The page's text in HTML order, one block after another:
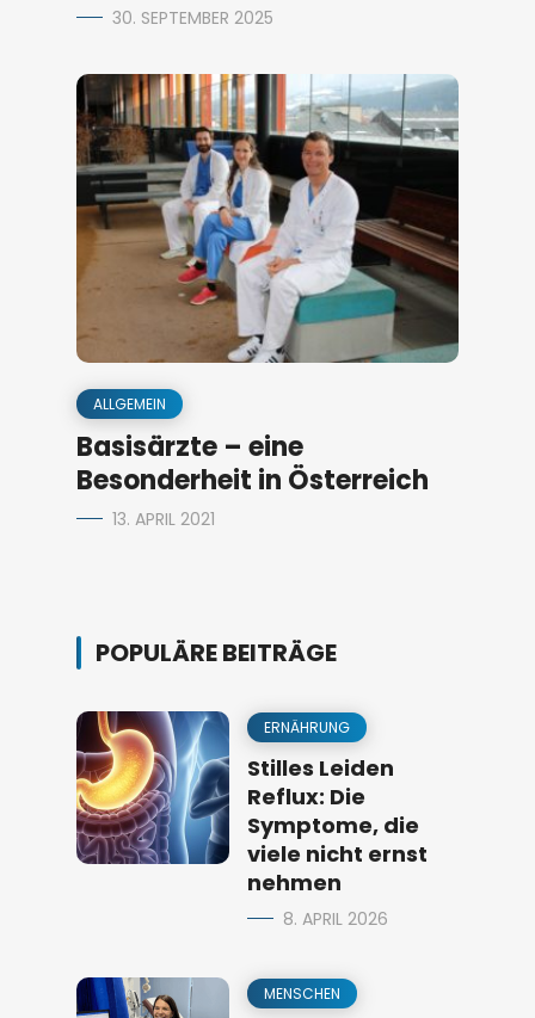
30. SEPTEMBER 2025
ALLGEMEIN
Basisärzte – eine
Besonderheit in Österreich
13. APRIL 2021
POPULÄRE BEITRÄGE
ERNÄHRUNG
Stilles Leiden
Reflux: Die
Symptome, die
viele nicht ernst
nehmen
8. APRIL 2026
MENSCHEN